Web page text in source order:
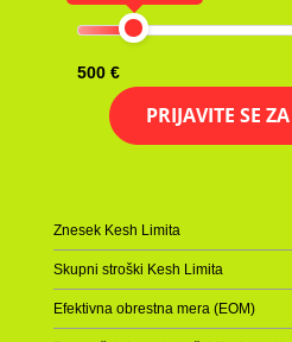
500 €
PRIJAVITE SE ZA
Znesek Kesh Limita
Skupni stroški Kesh Limita
Efektivna obrestna mera (EOM)